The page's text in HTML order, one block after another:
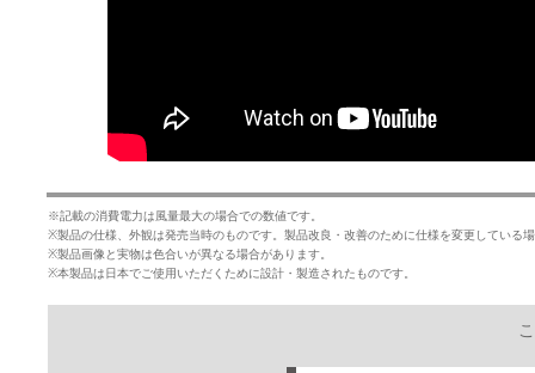
※記載の消費電力は風量最大の場合での数値です。
※製品の仕様、外観は発売当時のものです。製品改良・改善のために仕様を変更している
※製品画像と実物は色合いが異なる場合があります。
※本製品は日本でご使用いただくために設計・製造されたものです。